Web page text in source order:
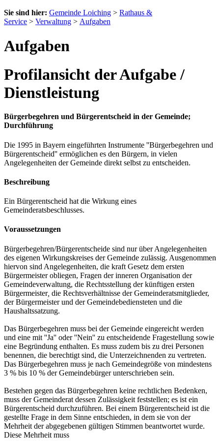
Sie sind hier: Gemeinde Loiching > Rathaus &
Service > Verwaltung > Aufgaben
Aufgaben
Profilansicht der Aufgabe /
Dienstleistung
Bürgerbegehren und Bürgerentscheid in der Gemeinde;
Durchführung
Die 1995 in Bayern eingeführten Instrumente ''Bürgerbegehren und
Bürgerentscheid'' ermöglichen es den Bürgern, in vielen
Angelegenheiten der Gemeinde direkt selbst zu entscheiden.
Beschreibung
Ein Bürgerentscheid hat die Wirkung eines
Gemeinderatsbeschlusses.
Voraussetzungen
Bürgerbegehren/Bürgerentscheide sind nur über Angelegenheiten
des eigenen Wirkungskreises der Gemeinde zulässig. Ausgenommen
hiervon sind Angelegenheiten, die kraft Gesetz dem ersten
Bürgermeister obliegen, Fragen der inneren Organisation der
Gemeindeverwaltung, die Rechtsstellung der künftigen ersten
Bürgermeister, die Rechtsverhältnisse der Gemeinderatsmitglieder,
der Bürgermeister und der Gemeindebediensteten und die
Haushaltssatzung.
Das Bürgerbegehren muss bei der Gemeinde eingereicht werden
und eine mit ''Ja'' oder ''Nein'' zu entscheidende Fragestellung sowie
eine Begründung enthalten. Es muss zudem bis zu drei Personen
benennen, die berechtigt sind, die Unterzeichnenden zu vertreten.
Das Bürgerbegehren muss je nach Gemeindegröße von mindestens
3 % bis 10 % der Gemeindebürger unterschrieben sein.
Bestehen gegen das Bürgerbegehren keine rechtlichen Bedenken,
muss der Gemeinderat dessen Zulässigkeit feststellen; es ist ein
Bürgerentscheid durchzuführen. Bei einem Bürgerentscheid ist die
gestellte Frage in dem Sinne entschieden, in dem sie von der
Mehrheit der abgegebenen gültigen Stimmen beantwortet wurde.
Diese Mehrheit muss